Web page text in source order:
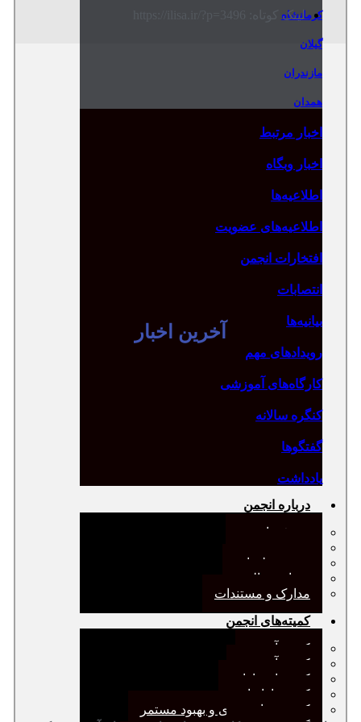
کرمانشاه
گیلان
مازندران
همدان
اخبار مرتبط
اخبار وبگاه
اطلاعیه‌ها
اطلاعیه‌های عضویت
افتخارات انجمن
انتصابات
بیانیه‌ها
رویدادهای مهم
کارگاه‌های آموزشی
کنگره سالانه
گفتگوها
یادداشت
درباره انجمن
معرفی انجمن
صورت‌جلسات
همیاری مالی
مدارک و مستندات
کمیته‌های انجمن
کمیته آرشیو
کمیته آموزش
کمیته انتشارات
کمیته بازاریابی
کمیته برنامه‌ریزی و بهبود مستمر
لینک کوتاه: https://ilisa.ir/?p=3496
آخرین اخبار